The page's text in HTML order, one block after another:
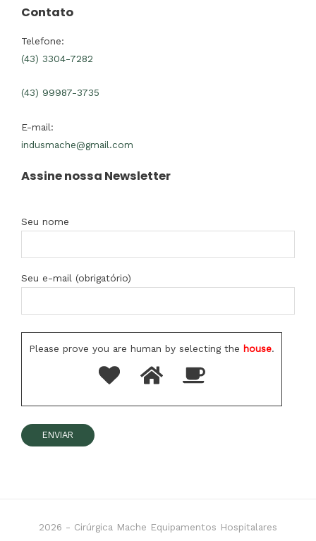
Contato
Telefone:
(43) 3304-7282
(43) 99987-3735
E-mail:
indusmache@gmail.com
Assine nossa Newsletter
Seu nome
Seu e-mail (obrigatório)
Please prove you are human by selecting the house.
2026 - Cirúrgica Mache Equipamentos Hospitalares